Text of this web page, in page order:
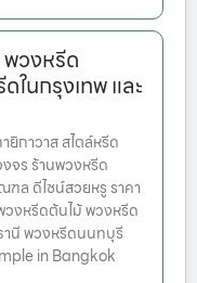
วงหรีด
ในกรุงเทพ และ
กาวาส สไตล์หรีด
จร ร้านพวงหรีด
ล ดีไซน์สวยหรู ราคา
งหรีดต้นไม้ พวงหรีด
านี พวงหรีดนนทบุรี
in Bangkok